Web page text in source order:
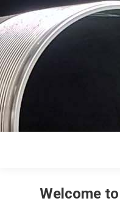
Welcome